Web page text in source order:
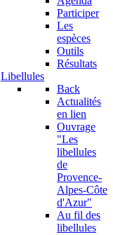
Participer
Les
espèces
Outils
Résultats
Libellules
Back
Actualités
en lien
Ouvrage
"Les
libellules
de
Provence-
Alpes-Côte
d'Azur"
Au fil des
libellules